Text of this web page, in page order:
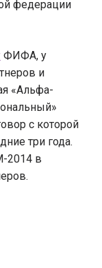
федерации
ФИФА, у
и
«Альфа-
с которой
три года.
2014 в